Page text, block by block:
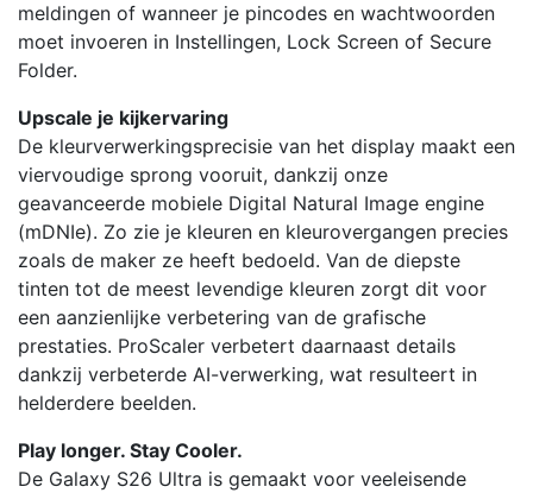
meldingen of wanneer je pincodes en wachtwoorden
moet invoeren in Instellingen, Lock Screen of Secure
Folder.
Upscale je kijkervaring
De kleurverwerkingsprecisie van het display maakt een
viervoudige sprong vooruit, dankzij onze
geavanceerde mobiele Digital Natural Image engine
(mDNIe). Zo zie je kleuren en kleurovergangen precies
zoals de maker ze heeft bedoeld. Van de diepste
tinten tot de meest levendige kleuren zorgt dit voor
een aanzienlijke verbetering van de grafische
prestaties. ProScaler verbetert daarnaast details
dankzij verbeterde AI-verwerking, wat resulteert in
helderdere beelden.
Play longer. Stay Cooler.
De Galaxy S26 Ultra is gemaakt voor veeleisende